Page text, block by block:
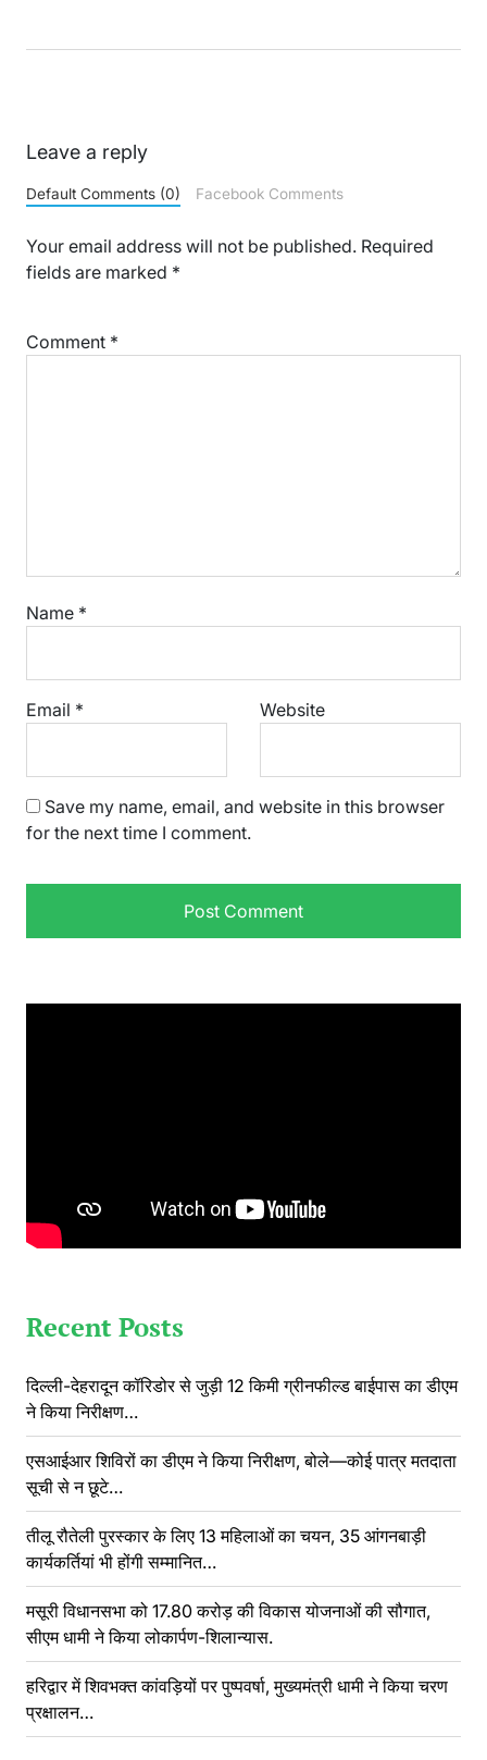
Leave a reply
Default Comments (0) Facebook Comments
Your email address will not be published. Required
fields are marked *
Comment *
Name *
Email * Website
Save my name, email, and website in this browser
for the next time I comment.
Recent Posts
दिल्ली-देहरादून कॉरिडोर से जुड़ी 12 किमी ग्रीनफील्ड बाईपास का डीएम
ने किया निरीक्षण…
एसआईआर शिविरों का डीएम ने किया निरीक्षण, बोले—कोई पात्र मतदाता
सूची से न छूटे…
तीलू रौतेली पुरस्कार के लिए 13 महिलाओं का चयन, 35 आंगनबाड़ी
कार्यकर्तियां भी होंगी सम्मानित…
मसूरी विधानसभा को 17.80 करोड़ की विकास योजनाओं की सौगात,
सीएम धामी ने किया लोकार्पण-शिलान्यास.
हरिद्वार में शिवभक्त कांवड़ियों पर पुष्पवर्षा, मुख्यमंत्री धामी ने किया चरण
प्रक्षालन…